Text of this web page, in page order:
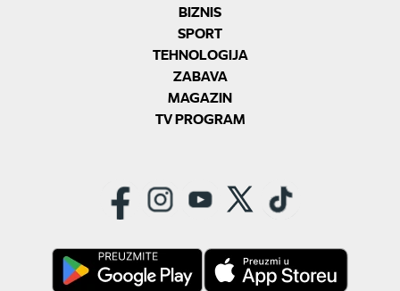
BIZNIS
SPORT
TEHNOLOGIJA
ZABAVA
MAGAZIN
TV PROGRAM